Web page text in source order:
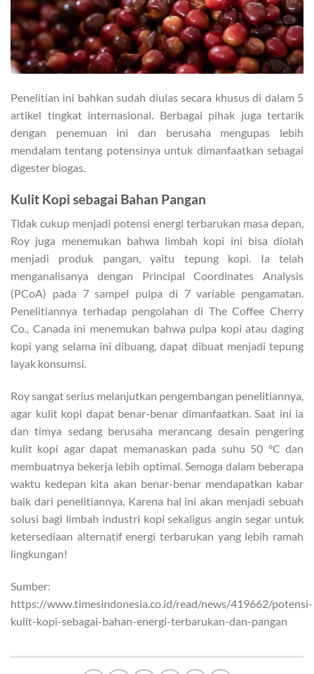
Penelitian ini bahkan sudah diulas secara khusus di dalam 5
artikel tingkat internasional. Berbagai pihak juga tertarik
dengan penemuan ini dan berusaha mengupas lebih
mendalam tentang potensinya untuk dimanfaatkan sebagai
digester biogas.
Kulit Kopi sebagai Bahan Pangan
Tidak cukup menjadi potensi energi terbarukan masa depan,
Roy juga menemukan bahwa limbah kopi ini bisa diolah
menjadi produk pangan, yaitu tepung kopi. Ia telah
menganalisanya dengan Principal Coordinates Analysis
(PCoA) pada 7 sampel pulpa di 7 variable pengamatan.
Penelitiannya terhadap pengolahan di The Coffee Cherry
Co., Canada ini menemukan bahwa pulpa kopi atau daging
kopi yang selama ini dibuang, dapat dibuat menjadi tepung
layak konsumsi.
Roy sangat serius melanjutkan pengembangan penelitiannya,
agar kulit kopi dapat benar-benar dimanfaatkan. Saat ini ia
dan timya sedang berusaha merancang desain pengering
kulit kopi agar dapat memanaskan pada suhu 50 °C dan
membuatnya bekerja lebih optimal. Semoga dalam beberapa
waktu kedepan kita akan benar-benar mendapatkan kabar
baik dari penelitiannya. Karena hal ini akan menjadi sebuah
solusi bagi limbah industri kopi sekaligus angin segar untuk
ketersediaan alternatif energi terbarukan yang lebih ramah
lingkungan!
Sumber:
https://www.timesindonesia.co.id/read/news/419662/potensi-
kulit-kopi-sebagai-bahan-energi-terbarukan-dan-pangan